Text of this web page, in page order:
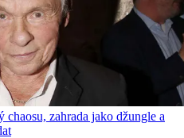
zahrada jako džungle a